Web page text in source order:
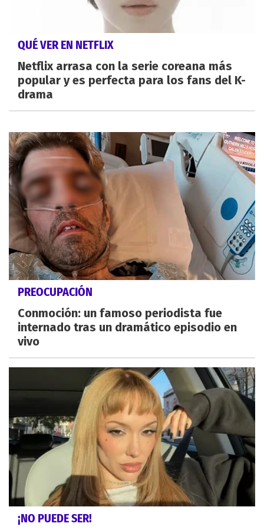
QUÉ VER EN NETFLIX
Netflix arrasa con la serie coreana más
popular y es perfecta para los fans del K-
drama
PREOCUPACIÓN
Conmoción: un famoso periodista fue
internado tras un dramático episodio en
vivo
¡NO PUEDE SER!